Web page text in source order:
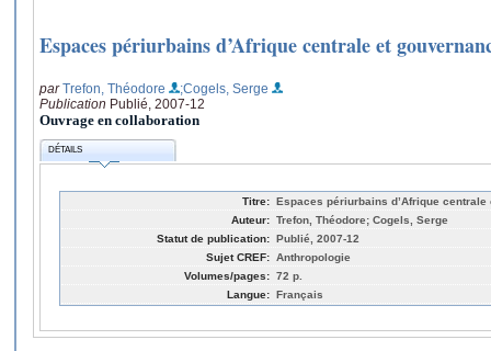
Espaces périurbains d’Afrique centrale et
parTrefon, Théodore
;Cogels, Serge
Publication Publié, 2007-12
Ouvrage en collaboration
DÉTAILS
Titre: Espaces périurbains d’Afrique
Auteur: Trefon, Théodore; Cogels, Serge
Statut de publication: Publié, 2007-12
Sujet CREF: Anthropologie
Volumes/pages: 72 p.
Langue: Français